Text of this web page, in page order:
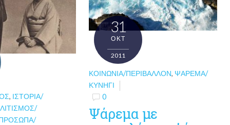
, ΙΣΤΟΡΊΑ/
31
ΟΚΤ
2011
ΚΟΙΝΩΝΊΑ/ΠΕΡΙΒΆΛΛΟΝ, ΨΆΡΕΜΑ/
ΚΥΝΉΓΙ
0
Ψάρεμα με